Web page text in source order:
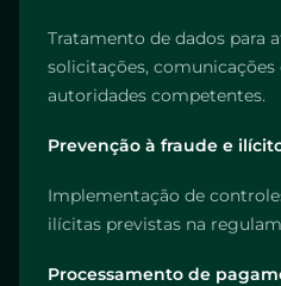
Tratamento de dados para
solicitações, comunicações
autoridades competentes.
Prevenção à fraude e
Implementação de
ilícitas previstas na
Processamento de